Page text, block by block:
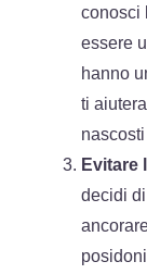
conosci
essere
hanno
ti
Evitare
decidi